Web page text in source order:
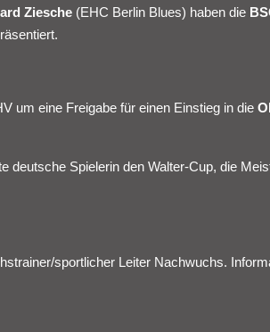
Ziesche (EHC Berlin Blues) haben die
um eine Freigabe für einen Einstieg in die
deutsche Spielerin den Walter-Cup, die
sportlicher Leiter Nachwuchs.